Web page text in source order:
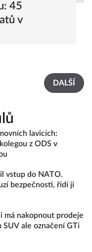
45
v
DALŠÍ
lavicích:
z ODS v
vstup do NATO.
bezpečnosti, řídí ji
má nakopnout prodeje
SUV ale označení GTi